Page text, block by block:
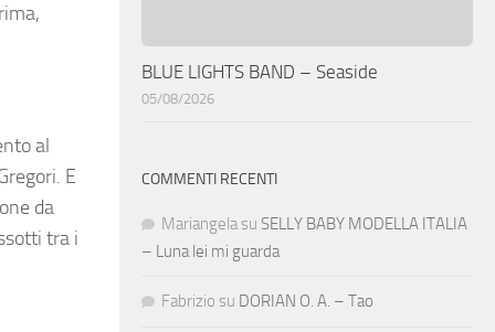
al
E
da
tra i
BLUE LIGHTS BAND – Seaside
05/08/2026
COMMENTI RECENTI
Mariangela su SELLY BABY MODELLA ITALIA
– Luna lei mi guarda
Fabrizio su DORIAN O. A. – Tao